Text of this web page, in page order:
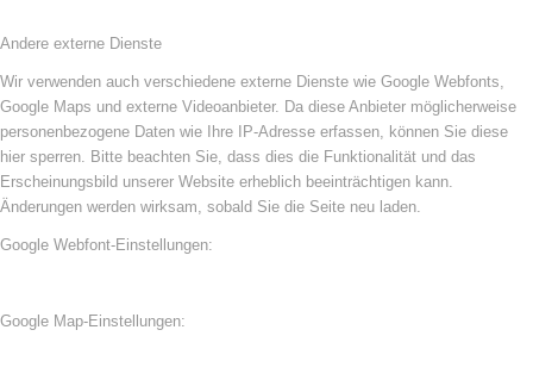
Andere externe Dienste
Wir verwenden auch verschiedene externe Dienste wie Google Webfonts,
Google Maps und externe Videoanbieter. Da diese Anbieter möglicherweise
personenbezogene Daten wie Ihre IP-Adresse erfassen, können Sie diese
hier sperren. Bitte beachten Sie, dass dies die Funktionalität und das
Erscheinungsbild unserer Website erheblich beeinträchtigen kann.
Änderungen werden wirksam, sobald Sie die Seite neu laden.
Google Webfont-Einstellungen:
Google Map-Einstellungen: